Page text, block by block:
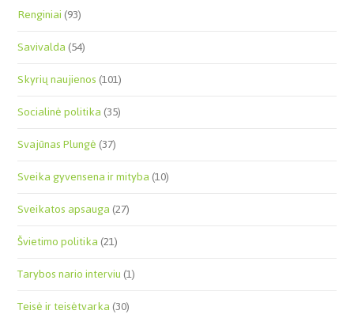
Renginiai(93)
Savivalda(54)
Skyrių naujienos(101)
Socialinė politika(35)
Svajūnas Plungė(37)
Sveika gyvensena ir mityba(10)
Sveikatos apsauga(27)
Švietimo politika(21)
Tarybos nario interviu(1)
Teisė ir teisėtvarka(30)